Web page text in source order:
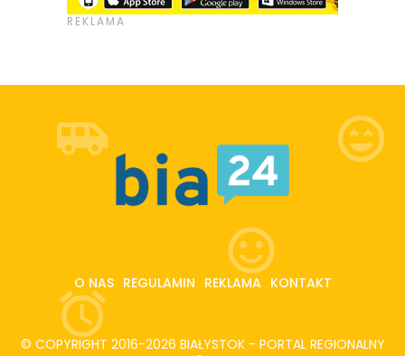
O NAS REGULAMIN REKLAMA KONTAKT
© COPYRIGHT 2016-2026 BIAŁYSTOK - PORTAL REGIONALNY